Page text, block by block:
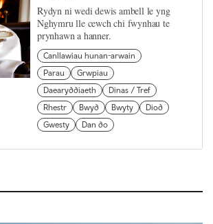
Rydyn ni wedi dewis ambell le yng
Nghymru lle cewch chi fwynhau te
prynhawn a hanner.
Canllawiau hunan-arwain
Parau
Grwpiau
Daearyddiaeth
Dinas / Tref
Rhestr
Bwyd Bwyty
Diod
Gwesty
Dan do